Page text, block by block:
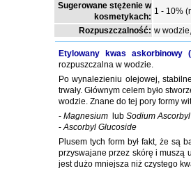
Sugerowane stężenie w
kosmetykach:
1 - 10%
Rozpuszczalność: w
Etylowany kwas
rozpuszczalna w wodzie.
Po wynalezieniu olejowej,
trwały. Głównym celem było
wodzie. Znane do tej pory formy
- Magnesium lub Sodium
-Ascorbyl Glucoside
Plusem tych form był fakt, że są
przyswajane przez skórę i muszą
jest dużo mniejsza niż czystego